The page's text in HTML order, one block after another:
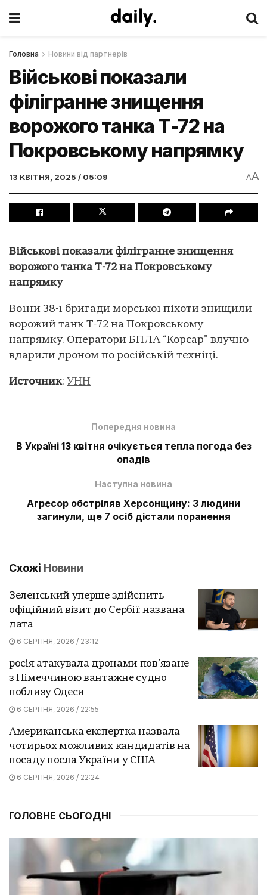
Головна Новини від партнерів
Військові показали
філігранне знищення
ворожого танка Т-72 на
Покровському напрямку
13 КВІТНЯ, 2025 / 05:09 AA
Військові показали філігранне знищення
ворожого танка Т-72 на Покровському
напрямку
Воїни 38-ї бригади морської піхоти знищили
ворожий танк Т-72 на Покровському
напрямку. Оператори БПЛА “Корсар” влучно
вдарили дроном по російській техніці.
Источник: УНН
Попередня новина
В Україні 13 квітня очікується тепла погода без
опадів
Наступна новина
Агресор обстріляв Херсонщину: 3 людини
загинули, ще 7 осіб дістали поранення
Схожі Новини
Зеленський уперше здійснить
офіційний візит до Сербії: названа
дата
6 СЕРПНЯ, 2026 / 23:12
росія атакувала дронами пов’язане
з Німеччиною вантажне судно
поблизу Одеси
6 СЕРПНЯ, 2026 / 22:55
Американська експертка назвала
чотирьох можливих кандидатів на
посаду посла України у США
6 СЕРПНЯ, 2026 / 22:24
ГОЛОВНЕ СЬОГОДНІ